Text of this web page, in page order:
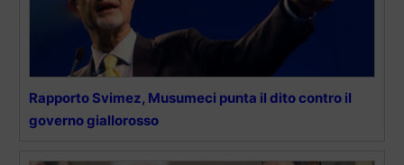
Rapporto Svimez, Musumeci punta il dito contro il
governo giallorosso